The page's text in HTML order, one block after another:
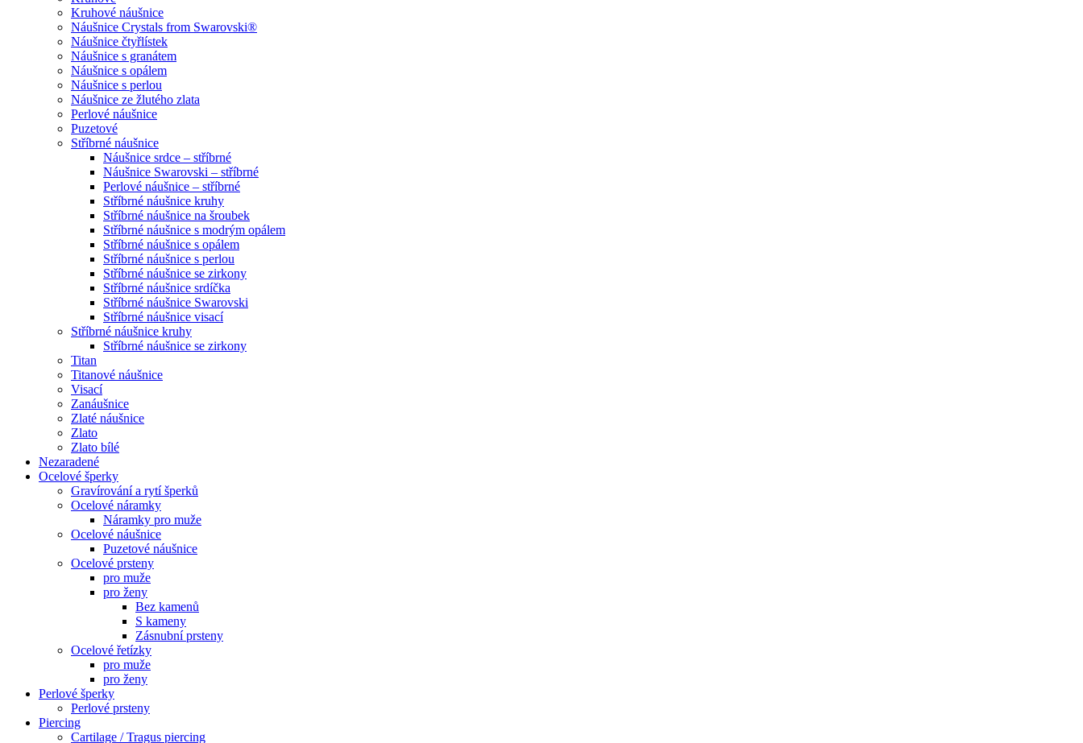
Kruhové náušnice
Náušnice Crystals from Swarovski®
Náušnice čtyřlístek
Náušnice s granátem
Náušnice s opálem
Náušnice s perlou
Náušnice ze žlutého zlata
Perlové náušnice
Puzetové
Stříbrné náušnice
Náušnice srdce – stříbrné
Náušnice Swarovski – stříbrné
Perlové náušnice – stříbrné
Stříbrné náušnice kruhy
Stříbrné náušnice na šroubek
Stříbrné náušnice s modrým opálem
Stříbrné náušnice s opálem
Stříbrné náušnice s perlou
Stříbrné náušnice se zirkony
Stříbrné náušnice srdíčka
Stříbrné náušnice Swarovski
Stříbrné náušnice visací
Stříbrné náušnice kruhy
Stříbrné náušnice se zirkony
Titan
Titanové náušnice
Visací
Zanáušnice
Zlaté náušnice
Zlato
Zlato bílé
Nezaradené
Ocelové šperky
Gravírování a rytí šperků
Ocelové náramky
Náramky pro muže
Ocelové náušnice
Puzetové náušnice
Ocelové prsteny
pro muže
pro ženy
Bez kamenů
S kameny
Zásnubní prsteny
Ocelové řetízky
pro muže
pro ženy
Perlové šperky
Perlové prsteny
Piercing
Cartilage / Tragus piercing